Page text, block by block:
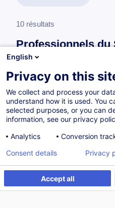
10 résultats
Professionnels du
Le Professionnel du Secteur
MiCA - Analyse de
à p.d. 130.00 €
English
Privacy on this
We collect and process your
understand how it is used. You
selected purposes, or you can
information, see our privacy
Analytics
Conversion
Accept all
Consent details Privacy